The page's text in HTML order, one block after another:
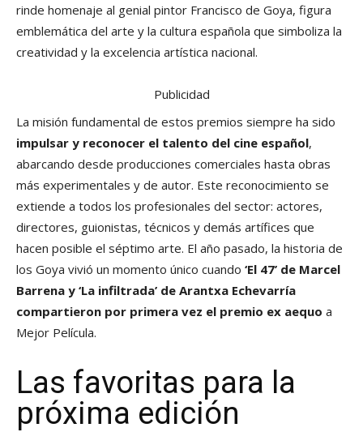
rinde homenaje al genial pintor Francisco de Goya, figura
emblemática del arte y la cultura española que simboliza la
creatividad y la excelencia artística nacional.
Publicidad
La misión fundamental de estos premios siempre ha sido
impulsar y reconocer el talento del cine español,
abarcando desde producciones comerciales hasta obras
más experimentales y de autor. Este reconocimiento se
extiende a todos los profesionales del sector: actores,
directores, guionistas, técnicos y demás artífices que
hacen posible el séptimo arte. El año pasado, la historia de
los Goya vivió un momento único cuando ‘El 47’ de Marcel
Barrena y ‘La infiltrada’ de Arantxa Echevarría
compartieron por primera vez el premio ex aequo a
Mejor Película.
Las favoritas para la
próxima edición